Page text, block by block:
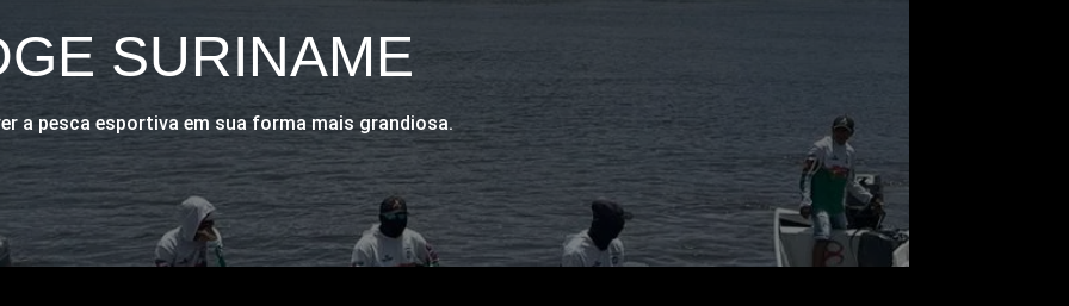
SURINAME
a pesca esportiva em sua forma mais grandiosa.